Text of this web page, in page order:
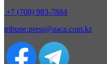
+7 (708) 983-7884
tribune.press@aaca.com.kz